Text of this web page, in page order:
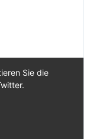
Sie die